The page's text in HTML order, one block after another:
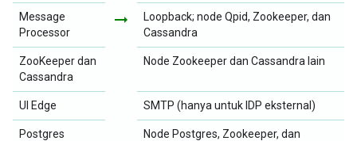
arrow_right_alt
Message
Processor
Loopback; node Qpid, Zookeeper, dan
Cassandra
ZooKeeper dan
Cassandra
Node Zookeeper dan Cassandra lain
UI Edge SMTP (hanya untuk IDP eksternal)
Postgres
Node Postgres, Zookeeper, dan